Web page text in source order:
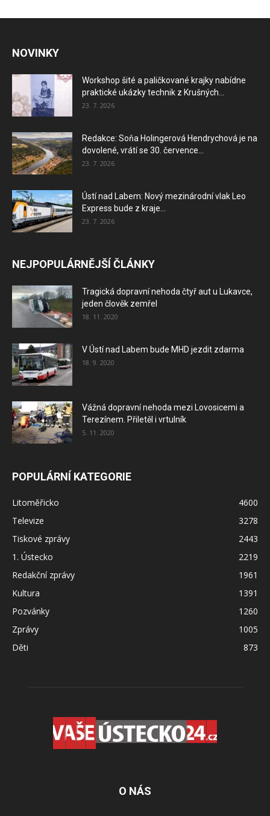
NOVINKY
Workshop šité a paličkované krajky nabídne
praktické ukázky technik z Krušných...
23. 7. 2026
Redakce: Soňa Holingerová Hendrychová je na
dovolené, vrátí se 30. července...
23. 7. 2026
Ústí nad Labem: Nový mezinárodní vlak Leo
Express bude z kraje...
23. 7. 2026
NEJPOPULÁRNĚJŠÍ ČLÁNKY
Tragická dopravní nehoda čtyř aut u Lukavce,
jeden člověk zemřel
18. 11. 2020
V Ústí nad Labem bude MHD jezdit zdarma
18. 9. 2020
Vážná dopravní nehoda mezi Lovosicemi a
Terezínem. Přiletěl i vrtulník
5. 11. 2020
POPULÁRNÍ KATEGORIE
Litoměřicko
4600
Televize
3278
Tiskové zprávy
2443
1. Ústecko
2219
Redakční zprávy
1961
Kultura
1391
Pozvánky
1260
Zprávy
1005
Děti
873
O NÁS